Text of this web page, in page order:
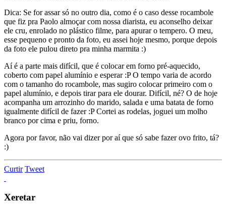
Dica: Se for assar só no outro dia, como é o caso desse rocambole
que fiz pra Paolo almoçar com nossa diarista, eu aconselho deixar
ele cru, enrolado no plástico filme, para apurar o tempero. O meu,
esse pequeno e pronto da foto, eu assei hoje mesmo, porque depois
da foto ele pulou direto pra minha marmita :)
Aí é a parte mais difícil, que é colocar em forno pré-aquecido,
coberto com papel alumínio e esperar :P O tempo varia de acordo
com o tamanho do rocambole, mas sugiro colocar primeiro com o
papel alumínio, e depois tirar para ele dourar. Difícil, né? O de hoje
acompanha um arrozinho do marido, salada e uma batata de forno
igualmente difícil de fazer :P Cortei as rodelas, joguei um molho
branco por cima e priu, forno.
Agora por favor, não vai dizer por aí que só sabe fazer ovo frito, tá?
:)
Curtir Tweet
Xeretar